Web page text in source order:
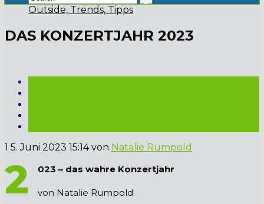
Outside, Trends, Tipps
DAS KONZERTJAHR 2023
1 5. Juni 2023 15:14von Natalie Rumpold
2 023 – das wahre Konzertjahr
von Natalie Rumpold